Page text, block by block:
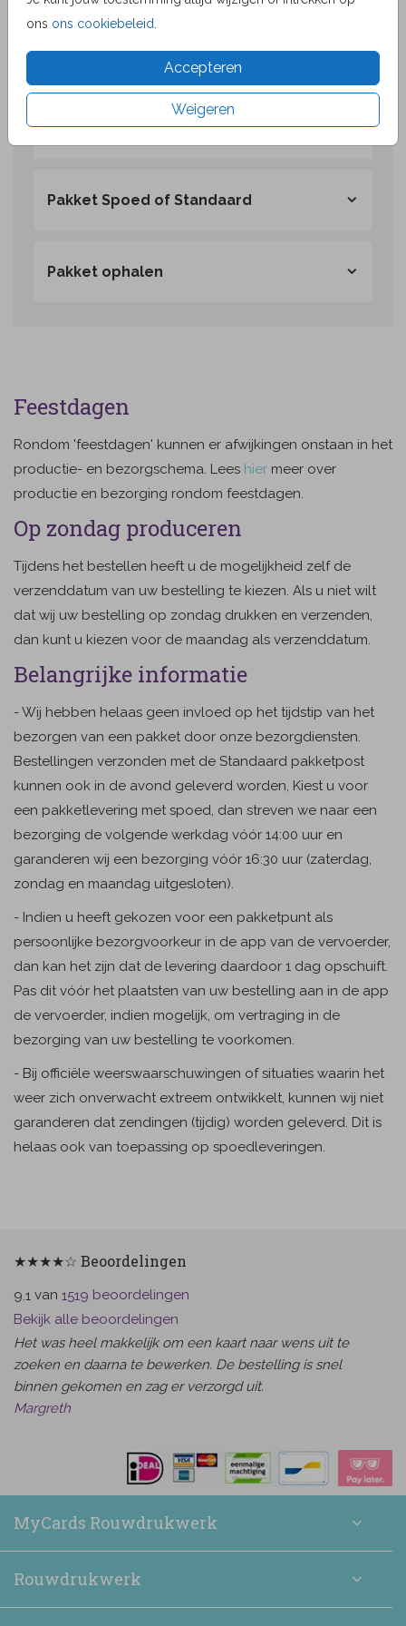
ons ons cookiebeleid
Accepteren
Weigeren
Verzendkosten per kaart:
Binnen Europa: €2,61 / €4,72
Buiten Europa: €3,11 / €5,22
Het tarief is afhankelijk van het formaat van de kaart.
Pakket Spoed of Standaard
Pakket ophalen
Feestdagen
Rondom 'feestdagen' kunnen er afwijkingen onstaan in het
productie- en bezorgschema. Lees hier meer over
productie en bezorging rondom feestdagen.
Op zondag produceren
Tijdens het bestellen heeft u de mogelijkheid zelf de
verzenddatum van uw bestelling te kiezen. Als u niet wilt
dat wij uw bestelling op zondag drukken en verzenden,
dan kunt u kiezen voor de maandag als verzenddatum.
Belangrijke informatie
- Wij hebben helaas geen invloed op het tijdstip van het
bezorgen van een pakket door onze bezorgdiensten.
Bestellingen verzonden met de Standaard pakketpost
kunnen ook in de avond geleverd worden, Kiest u voor
een pakketlevering met spoed, dan streven we naar een
bezorging de volgende werkdag vóór 14:00 uur en
garanderen wij een bezorging vóór 16:30 uur (zaterdag,
zondag en maandag uitgesloten).
- Indien u heeft gekozen voor een pakketpunt als
persoonlijke bezorgvoorkeur in de app van de vervoerder,
dan kan het zijn dat de levering daardoor 1 dag opschuift.
Pas dit vóór het plaatsten van uw bestelling aan in de app
de vervoerder, indien mogelijk, om vertraging in de
bezorging van uw bestelling te voorkomen.
- Bij officiële weerswaarschuwingen of situaties waarin het
weer zich onverwacht extreem ontwikkelt, kunnen wij niet
garanderen dat zendingen (tijdig) worden geleverd. Dit is
helaas ook van toepassing op spoedleveringen.
★★★★☆ Beoordelingen
9.1 van 1519 beoordelingen
Bekijk alle beoordelingen
Het was heel makkelijk om een kaart naar wens uit te
zoeken en daarna te bewerken. De bestelling is snel
binnen gekomen en zag er verzorgd uit.
Margreth
MyCards Rouwdrukwerk
Rouwdrukwerk